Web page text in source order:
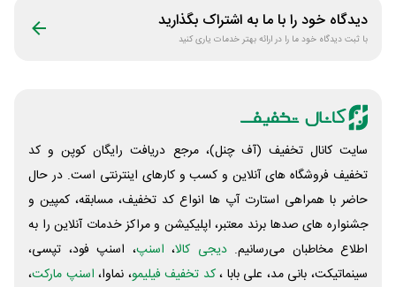
دیدگاه خود را با ما به اشتراک بگذارید
با ثبت دیدگاه خود ما را در ارائه بهتر خدمات یاری کنید
سایت کانال تخفیف (آف چنل)، مرجع دریافت رایگان کوپن و کد
تخفیف فروشگاه های آنلاین و کسب و‌ کارهای اینترنتی است. در حال
حاضر با همراهی استارت آپ ها انواع کد تخفیف، مسابقه، کمپین و
جشنواره های صدها برند معتبر، اپلیکیشن و مراکز خدمات آنلاین را به
اطلاع مخاطبان می‌رسانیم. دیجی کالا، اسنپ، اسنپ فود، تپسی،
سینماتیکت، بانی مد، علی‌ بابا ،کد تخفیف فیلیمو، نماوا، اسنپ مارکت،